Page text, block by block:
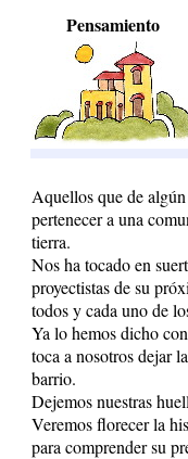
Pensamiento
Aquellos que de
pertenecer a una
tierra.
Nos ha tocado en
proyectistas de su
todos y cada uno de
Ya lo hemos dicho
toca a nosotros dejar
barrio.
Dejemos nuestras
Veremos florecer la
para comprender su